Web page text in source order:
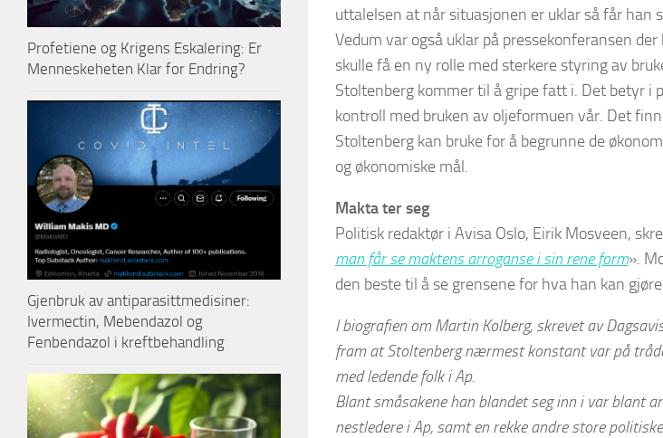
uttalelsen at når situasjonen er uklar så får han
Vedum var også uklar på pressekonferansen
skulle få en ny rolle med sterkere styring av
Stoltenberg kommer til å gripe fatt i. Det betyr i
kontroll med bruken av oljeformuen vår. Det
Stoltenberg kan bruke for å begrunne de
og økonomiske mål.
Makta ter seg
Politisk redaktør i Avisa Oslo, Eirik Mosveen,
man får se maktens arroganse i sin rene form».
den beste til å se grensene for hva han kan
I biografien om Martin Kolberg, skrevet av
fram at Stoltenberg nærmest konstant var på
med ledende folk i Ap.
Blant småsakene han blandet seg inn i var blant
nestledere i Ap, samt en rekke andre store
Profetiene og Krigens Eskalering: Er
Menneskeheten Klar for Endring?
Gjenbruk av antiparasittmedisiner:
Ivermectin, Mebendazol og
Fenbendazol i kreftbehandling